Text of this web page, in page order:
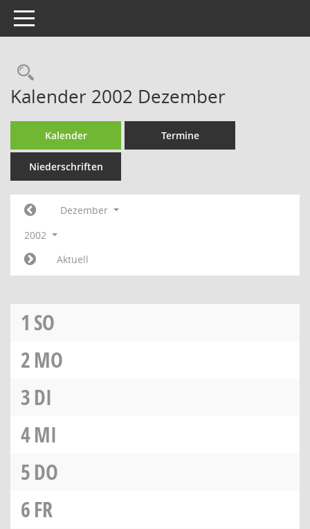
Toggle navigation
Rechercheauswahl
Kalender 2002 Dezember
Kalender Termine
Niederschriften
Dezember
2002
Aktuell
1 SO
2MO
3DI
4MI
5DO
6FR